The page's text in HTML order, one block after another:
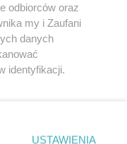
odbiorców oraz
my i Zaufani
danych
identyfikacji.
prywatności
USTAWIENIA